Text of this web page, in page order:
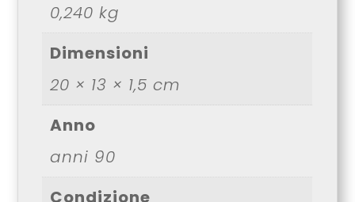
0,240 kg
Dimensioni
20 × 13 × 1,5 cm
Anno
anni 90
Condizione